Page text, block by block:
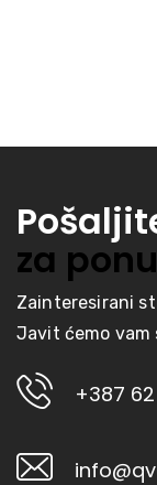
za
Zainteresirani
Javit ćemo vam
+387